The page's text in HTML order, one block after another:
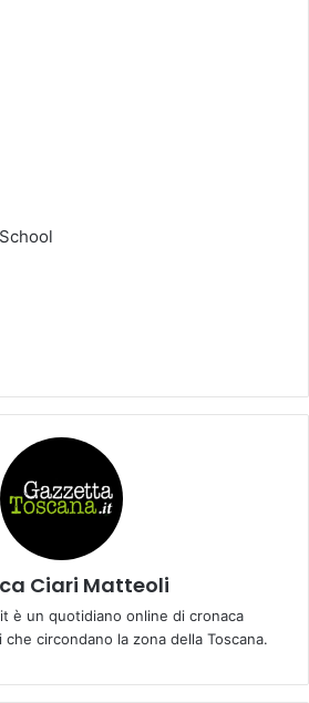
Ciari Matteoli
è un quotidiano online di cronaca
circondano la zona della Toscana.